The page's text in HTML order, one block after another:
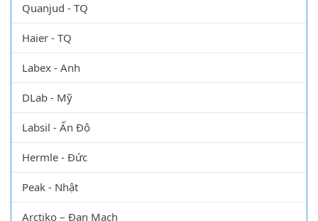
Quanjud - TQ
Haier - TQ
Labex - Anh
DLab - Mỹ
Labsil - Ấn Độ
Hermle - Đức
Peak - Nhật
Arctiko – Đan Mạch